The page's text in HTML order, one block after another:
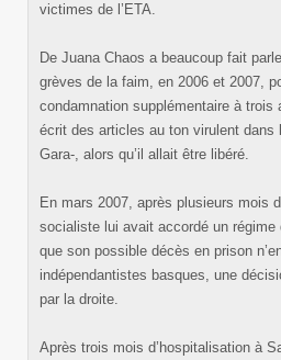
victimes de l’ETA.
De Juana Chaos a beaucoup fait
grèves de la faim, en 2006 et 2007,
condamnation supplémentaire à trois
écrit des articles au ton virulent dans
Gara-, alors qu’il allait être libéré.
En mars 2007, après plusieurs mois
socialiste lui avait accordé un régime
que son possible décès en prison
indépendantistes basques, une
par la droite.
Après trois mois d’hospitalisation à